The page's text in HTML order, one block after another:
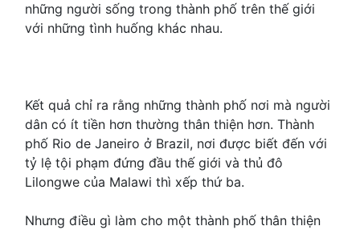
những người sống trong thành phố trên thế giới
với những tình huống khác nhau.
Kết quả chỉ ra rằng những thành phố nơi mà người
dân có ít tiền hơn thường thân thiện hơn. Thành
phố Rio de Janeiro ở Brazil, nơi được biết đến với
tỷ lệ tội phạm đứng đầu thế giới và thủ đô
Lilongwe của Malawi thì xếp thứ ba.
Nhưng điều gì làm cho một thành phố thân thiện